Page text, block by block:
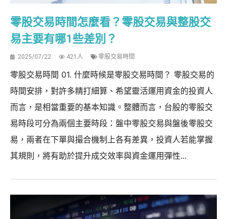
零股交易時間怎麼看？零股交易與整股交
易主要有哪1些差別？
2025/07/22 421人 零股交易時間
零股交易時間 01. 什麼時候是零股交易時間？ 零股交易的
時間安排，對許多精打細算、希望靈活運用資金的投資人
而言，是相當重要的基本知識。整體而言，台股的零股交
易時段可分為兩個主要時段：盤中零股交易與盤後零股交
易，兩者在下單與撮合機制上各有差異，投資人若能掌握
其規則，將有助於提升成交效率與資金運用彈性...